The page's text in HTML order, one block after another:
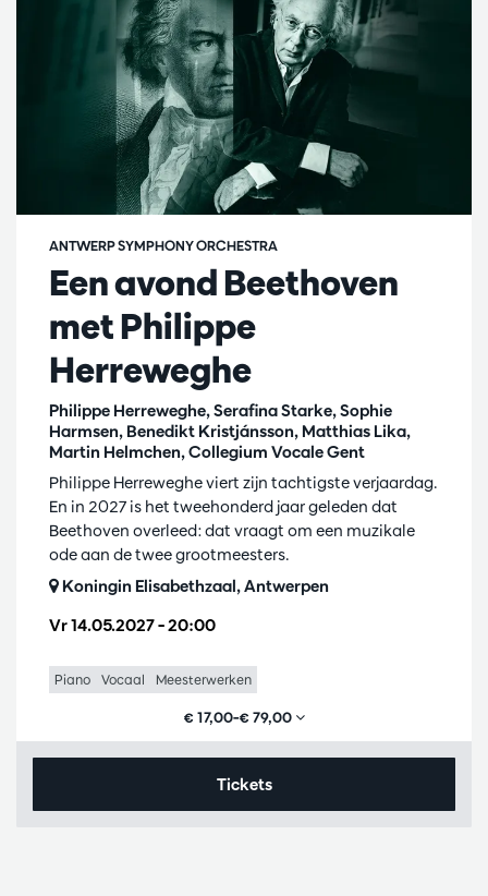
Een avond Beethoven
met Philippe
Herreweghe
Philippe Herreweghe, Serafina Starke, Sophie
Harmsen, Benedikt Kristjánsson, Matthias Lika,
Martin Helmchen, Collegium Vocale Gent
ANTWERP SYMPHONY ORCHESTRA
Vr 14.05.2027– 20:00
Philippe Herreweghe viert zijn tachtigste verjaardag.
En in 2027 is het tweehonderd jaar geleden dat
Beethoven overleed: dat vraagt om een muzikale
ode aan de twee grootmeesters.
Koningin Elisabethzaal, Antwerpen
Piano Vocaal Meesterwerken
€ 17,00–€ 79,00
Tickets